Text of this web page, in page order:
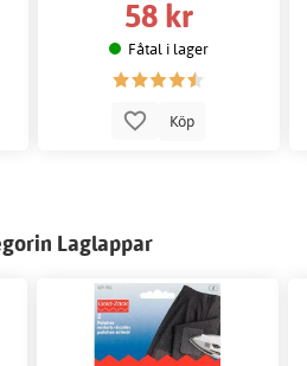
58 kr
Fåtal i lager
Köp
Laglappar